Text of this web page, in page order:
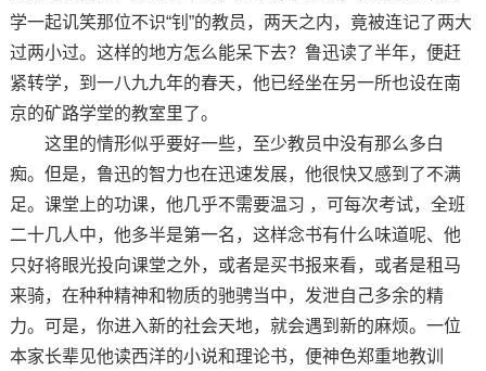
学一起讥笑那位不识“钊”的教员，两天之内，竟被连记了两大
过两小过。这样的地方怎么能呆下去？鲁迅读了半年，便赶
紧转学，到一八九九年的春天，他已经坐在另一所也设在南
京的矿路学堂的教室里了。
这里的情形似乎要好一些，至少教员中没有那么多白
痴。但是，鲁迅的智力也在迅速发展，他很快又感到了不满
足。课堂上的功课，他几乎不需要温习 ，可每次考试，全班
二十几人中，他多半是第一名，这样念书有什么味道呢、他
只好将眼光投向课堂之外，或者是买书报来看，或者是租马
来骑，在种种精神和物质的驰骋当中，发泄自己多余的精
力。可是，你进入新的社会天地，就会遇到新的麻烦。一位
本家长辈见他读西洋的小说和理论书，便神色郑重地教训